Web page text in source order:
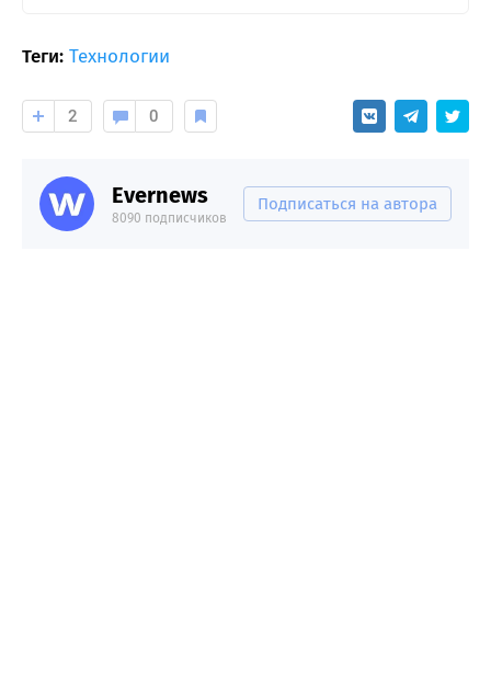
Теги: Технологии
2 0
Evernews
8090 подписчиков
Подписаться на автора